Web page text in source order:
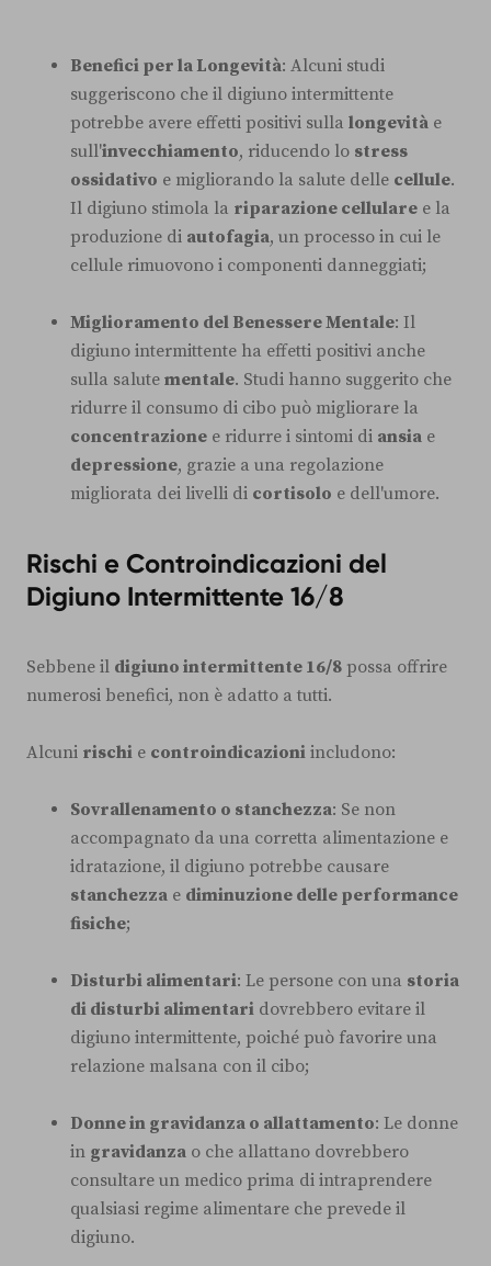
Benefici per la Longevità: Alcuni studi
suggeriscono che il digiuno intermittente
potrebbe avere effetti positivi sulla longevità e
sull'invecchiamento, riducendo lo stress
ossidativo e migliorando la salute delle cellule.
Il digiuno stimola la riparazione cellulare e la
produzione di autofagia, un processo in cui le
cellule rimuovono i componenti danneggiati;
Miglioramento del Benessere Mentale: Il
digiuno intermittente ha effetti positivi anche
sulla salute mentale. Studi hanno suggerito che
ridurre il consumo di cibo può migliorare la
concentrazione e ridurre i sintomi di ansia e
depressione, grazie a una regolazione
migliorata dei livelli di cortisolo e dell'umore.
Rischi e Controindicazioni del
Digiuno Intermittente 16/8
Sebbene il digiuno intermittente 16/8 possa offrire
numerosi benefici, non è adatto a tutti.
Alcuni rischi e controindicazioni includono:
Sovrallenamento o stanchezza: Se non
accompagnato da una corretta alimentazione e
idratazione, il digiuno potrebbe causare
stanchezza e diminuzione delle performance
fisiche;
Disturbi alimentari: Le persone con una storia
di disturbi alimentari dovrebbero evitare il
digiuno intermittente, poiché può favorire una
relazione malsana con il cibo;
Donne in gravidanza o allattamento: Le donne
in gravidanza o che allattano dovrebbero
consultare un medico prima di intraprendere
qualsiasi regime alimentare che prevede il
digiuno.